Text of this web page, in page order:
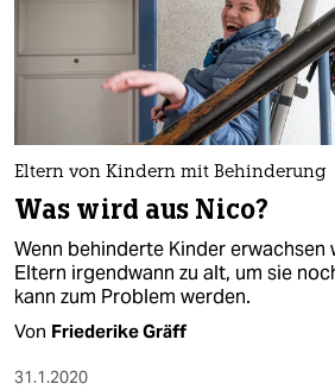
Eltern von Kindern mit Behinderung
Was wird aus Nico?
Wenn behinderte Kinder erwachsen
Eltern irgendwann zu alt, um sie
kann zum Problem werden.
Von Friederike Gräff
31.1.2020